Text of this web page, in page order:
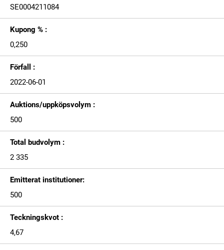
SE0004211084
Kupong % :
0,250
Förfall :
2022-06-01
Auktions/uppköpsvolym :
500
Total budvolym :
2 335
Emitterat institutioner:
500
Teckningskvot :
4,67